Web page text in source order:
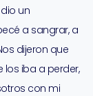
un
a sangrar, a
dijeron que
iba a perder,
con mi